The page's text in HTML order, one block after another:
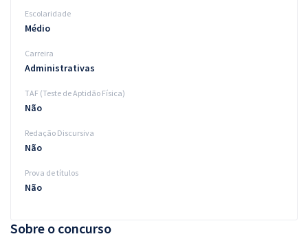
Sobre o concurso
Escolaridade
Médio
Carreira
Administrativas
TAF (Teste de Aptidão Física)
Não
Redação Discursiva
Não
Prova de títulos
Não